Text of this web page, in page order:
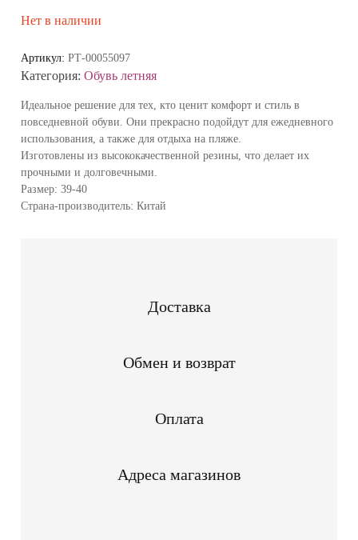
Нет в наличии
Артикул:РТ-00055097
Категория:Обувь летняя
Идеальное решение для тех, кто ценит комфорт и стиль в
повседневной обуви. Они прекрасно подойдут для ежедневного
использования, а также для отдыха на пляже.
Изготовлены из высококачественной резины, что делает их
прочными и долговечными.
Размер: 39-40
Страна-производитель: Китай
Доставка
Обмен и возврат
Оплата
Адреса магазинов